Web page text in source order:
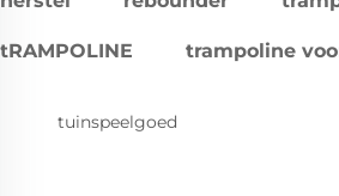
tRAMPOLINE trampoline
tuinspeelgoed